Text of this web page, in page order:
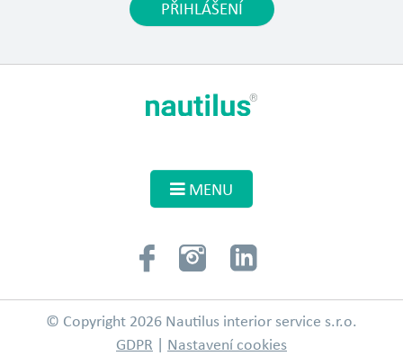
PŘIHLÁŠENÍ
MENU
© Copyright 2026 Nautilus interior service s.r.o.
GDPR
Nastavení cookies